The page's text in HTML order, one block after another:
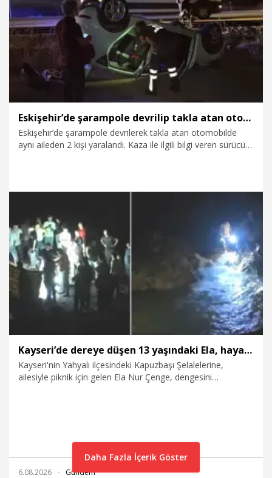
6.08.2026 Dünya
Eskişehir’de şarampole devrilip takla atan otomobildeki 2 kişi yaralandı
Eskişehir’de şarampole devrilerek takla atan otomobilde
aynı aileden 2 kişi yaralandı. Kaza ile ilgili bilgi veren sürücü
6.08.2026 Gündem
Kayseri’de dereye düşen 13 yaşındaki Ela, hayatını kaybetti
Kayseri'nin Yahyalı ilçesindeki Kapuzbaşı Şelalelerine,
ailesiyle piknik için gelen Ela Nur Çenge, dengesini
6.08.2026 Gündem
Daha Fazla İçerik Göster